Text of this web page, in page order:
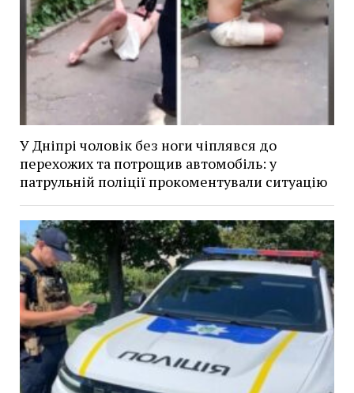
У Дніпрі чоловік без ноги чіплявся до
перехожих та потрощив автомобіль: у
патрульній поліції прокоментували ситуацію